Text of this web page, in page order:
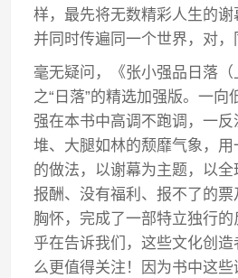
样，最先将无数精彩人生的谢
并同时传遍同一个世界，对，
毫无疑问，《张小强品日落（
之“日落”的精选加强版。一向
强在本书中高调不跑调，一
堆、大腿如林的颓靡气象，
的做法，以谢幕为主题，以
报酬、没有福利、报不了的
胸怀，完成了一部特立独行
乎在告诉我们，这些文化创
么更值得关注！因为书中这